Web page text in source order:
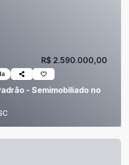
- Semimobiliado no
R$ 2.590.000,00